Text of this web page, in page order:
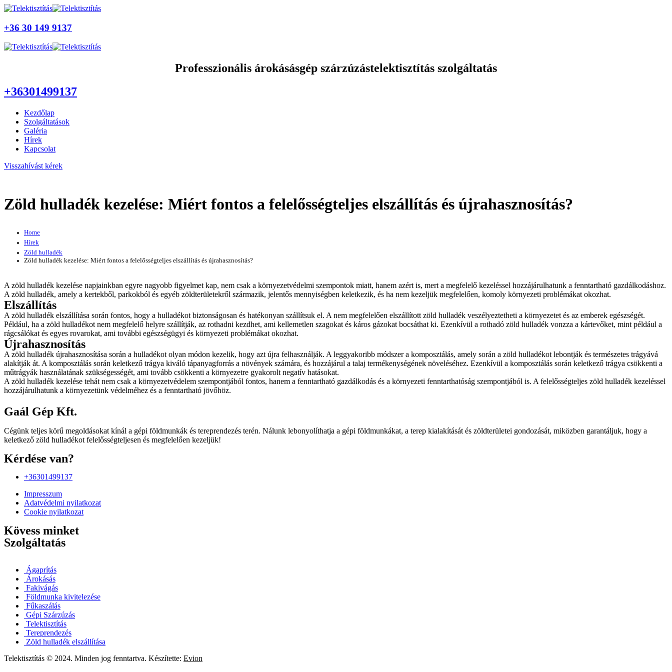
+36 30 149 9137‬‬
Professzionális árokásásgép szárzúzástelektisztítás szolgáltatás
+36301499137
Kezdőlap
Szolgáltatások
Galéria
Hírek
Kapcsolat
Visszahívást kérek
Zöld hulladék kezelése: Miért fontos a felelősségteljes elszállítás és újrahasznosítás?
Home
Hírek
Zöld hulladék
Zöld hulladék kezelése: Miért fontos a felelősségteljes elszállítás és újrahasznosítás?
A zöld hulladék kezelése napjainkban egyre nagyobb figyelmet kap, nem csak a környezetvédelmi szempontok miatt, hanem azért is, mert a megfelelő kezeléssel hozzájárulhatunk a fenntartható gazdálkodáshoz.
A zöld hulladék, amely a kertekből, parkokból és egyéb zöldterületekről származik, jelentős mennyiségben keletkezik, és ha nem kezeljük megfelelően, komoly környezeti problémákat okozhat.
Elszállítás
A zöld hulladék elszállítása során fontos, hogy a hulladékot biztonságosan és hatékonyan szállítsuk el. A nem megfelelően elszállított zöld hulladék veszélyeztetheti a környezetet és az emberek egészségét.
Például, ha a zöld hulladékot nem megfelelő helyre szállítják, az rothadni kezdhet, ami kellemetlen szagokat és káros gázokat bocsáthat ki. Ezenkívül a rothadó zöld hulladék vonzza a kártevőket, mint például a
rágcsálókat és egyes rovarokat, ami további egészségügyi és környezeti problémákat okozhat.
Újrahasznosítás
A zöld hulladék újrahasznosítása során a hulladékot olyan módon kezelik, hogy azt újra felhasználják. A leggyakoribb módszer a komposztálás, amely során a zöld hulladékot lebontják és természetes trágyává
alakítják át. A komposztálás során keletkező trágya kiváló tápanyagforrás a növények számára, és hozzájárul a talaj termékenységének növeléséhez. Ezenkívül a komposztálás során keletkező trágya csökkenti a
műtrágyák használatának szükségességét, ami tovább csökkenti a környezetre gyakorolt negatív hatásokat.
A zöld hulladék kezelése tehát nem csak a környezetvédelem szempontjából fontos, hanem a fenntartható gazdálkodás és a környezeti fenntarthatóság szempontjából is. A felelősségteljes zöld hulladék kezeléssel
hozzájárulhatunk a környezetünk védelméhez és a fenntartható jövőhöz.
Gaál Gép Kft.
Cégünk teljes körű megoldásokat kínál a gépi földmunkák és tereprendezés terén. Nálunk lebonyolíthatja a gépi földmunkákat, a terep kialakítását és zöldterületei gondozását, miközben garantáljuk, hogy a
keletkező zöld hulladékot felelősségteljesen és megfelelően kezeljük!
Kérdése van?
+36301499137‬‬
Impresszum
Adatvédelmi nyilatkozat
Cookie nyilatkozat
Kövess minket
Szolgáltatás
Ágaprítás
Árokásás
Fakivágás
Földmunka kivitelezése
Fűkaszálás
Gépi Szárzúzás
Telektisztítás
Tereprendezés
Zöld hulladék elszállítása
Telektisztítás © 2024. Minden jog fenntartva. Készítette: Evion